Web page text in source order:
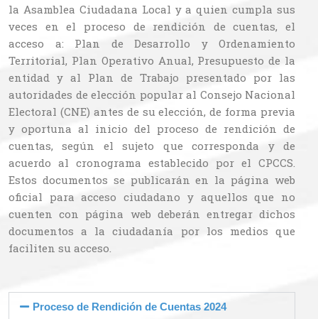
la Asamblea Ciudadana Local y a quien cumpla sus
veces en el proceso de rendición de cuentas, el
acceso a: Plan de Desarrollo y Ordenamiento
Territorial, Plan Operativo Anual, Presupuesto de la
entidad y al Plan de Trabajo presentado por las
autoridades de elección popular al Consejo Nacional
Electoral (CNE) antes de su elección, de forma previa
y oportuna al inicio del proceso de rendición de
cuentas, según el sujeto que corresponda y de
acuerdo al cronograma establecido por el CPCCS.
Estos documentos se publicarán en la página web
oficial para acceso ciudadano y aquellos que no
cuenten con página web deberán entregar dichos
documentos a la ciudadanía por los medios que
faciliten su acceso.​
Proceso de Rendición de Cuentas 2024